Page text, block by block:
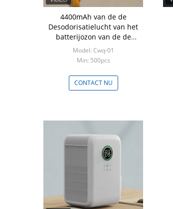
4400mAh van de de
Desodorisatielucht van het
batterijozon van de de
Zuiveringsinstallatieijskast
het Voedselopslag
Model: Cwq-01
Min: 500pcs
CONTACT NU